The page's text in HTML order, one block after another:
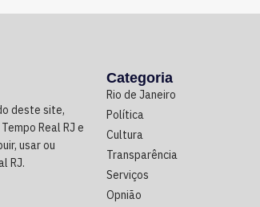
deste site,
Real RJ e
usar ou
RJ.
Categoria
Rio de Janeiro
Política
Cultura
Transparência
Serviços
Opnião